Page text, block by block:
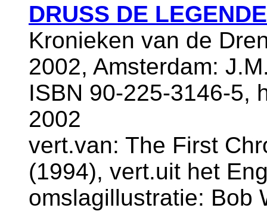
DRUSS DE LEGENDE
Kronieken van de
2002, Amsterdam:
ISBN 90-225-3146-5,
2002
vert.van: The First
(1994), vert.uit het
omslagillustratie: Bob